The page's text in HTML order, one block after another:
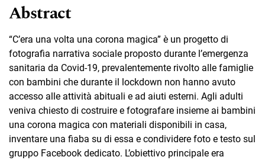
Abstract
“C’era una volta una corona magica” è un progetto di
fotografia narrativa sociale proposto durante l’emergenza
sanitaria da Covid-19, prevalentemente rivolto alle famiglie
con bambini che durante il lockdown non hanno avuto
accesso alle attività abituali e ad aiuti esterni. Agli adulti
veniva chiesto di costruire e fotografare insieme ai bambini
una corona magica con materiali disponibili in casa,
inventare una fiaba su di essa e condividere foto e testo sul
gruppo Facebook dedicato. L’obiettivo principale era